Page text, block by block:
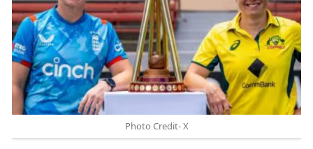
Photo Credit- X